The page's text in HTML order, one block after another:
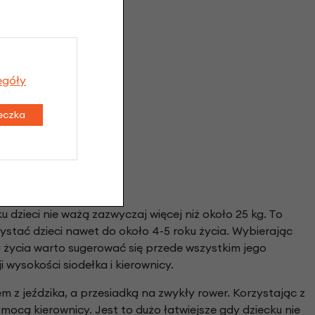
nie ważą zazwyczaj więcej niż około 25 kg. To
dzieci nawet do około 4-5 roku życia. Wybierając
warto sugerować się przede wszystkim jego
siodełka i kierownicy.
z jeździka, a przesiadką na zwykły rower. Korzystając z
kierownicy. Jest to dużo łatwiejsze gdy dziecku nie